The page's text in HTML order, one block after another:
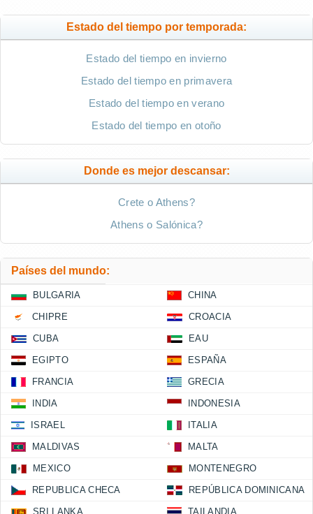
Estado del tiempo por temporada:
Estado del tiempo en invierno
Estado del tiempo en primavera
Estado del tiempo en verano
Estado del tiempo en otoño
Donde es mejor descansar:
Crete o Athens?
Athens o Salónica?
Países del mundo:
BULGARIA CHINA
CHIPRE CROACIA
CUBA EAU
EGIPTO ESPAÑA
FRANCIA GRECIA
INDIA INDONESIA
ISRAEL ITALIA
MALDIVAS MALTA
MEXICO MONTENEGRO
REPUBLICA CHECA REPÚBLICA DOMINICANA
SRI LANKA TAILANDIA